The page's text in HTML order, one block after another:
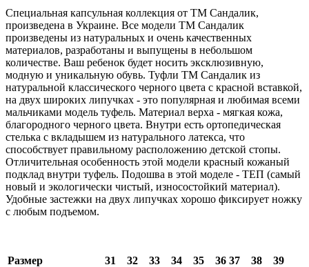
Специальная капсульная коллекция от ТМ Сандалик,
произведена в Украине. Все модели ТМ Сандалик
произведены из натуральных и очень качественных
материалов, разработаны и выпущены в небольшом
количестве. Ваш ребенок будет носить эксклюзивную,
модную и уникальную обувь. Туфли ТМ Сандалик из
натуральной классического черного цвета с красной вставкой,
на двух широких липучках - это популярная и любимая всеми
мальчиками модель туфель. Материал верха - мягкая кожа,
благородного черного цвета. Внутри есть ортопедическая
стелька с вкладышем из натурального латекса, что
способствует правильному расположению детской стопы.
Отличительная особенность этой модели красный кожаный
подклад внутри туфель. Подошва в этой моделе - ТЕП (самый
новый и экологически чистый, износостойкий материал).
Удобные застежки на двух липучках хорошо фиксирует ножку
с любым подъемом.
Размер 31 32 33 34 35 36 37 38
39